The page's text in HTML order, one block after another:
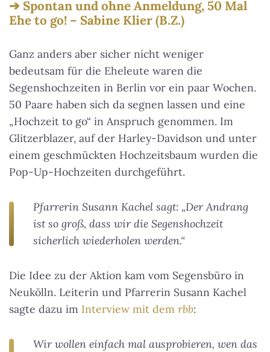
Spontan und ohne Anmeldung, 50 Mal
Ehe to go! – Sabine Klier (B.Z.)
Ganz anders aber sicher nicht weniger
bedeutsam für die Eheleute waren die
Segenshochzeiten in Berlin vor ein paar Wochen.
50 Paare haben sich da segnen lassen und eine
„Hochzeit to go“ in Anspruch genommen. Im
Glitzerblazer, auf der Harley-Davidson und unter
einem geschmückten Hochzeitsbaum wurden die
Pop-Up-Hochzeiten durchgeführt.
Pfarrerin Susann Kachel sagt: „Der Andrang
ist so groß, dass wir die Segenshochzeit
sicherlich wiederholen werden.“
Die Idee zu der Aktion kam vom Segensbüro in
Neukölln. Leiterin und Pfarrerin Susann Kachel
sagte dazu im Interview mit dem rbb:
Wir wollen einfach mal ausprobieren, wen das